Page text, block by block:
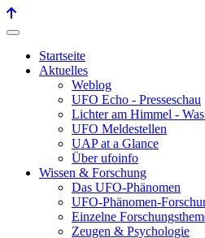
Startseite
Aktuelles
Weblog
UFO Echo - Presseschau
Lichter am Himmel - Was
UFO Meldestellen
UAP at a Glance
Über ufoinfo
Wissen & Forschung
Das UFO-Phänomen
UFO-Phänomen-
Einzelne
Zeugen & Psychologie